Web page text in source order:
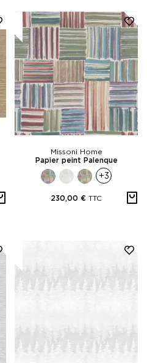
Missoni Home
Papier peint Palenque
+3
230,00 € TTC